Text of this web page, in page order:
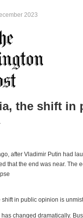
2023
the shift in
after Vladimir Putin had
that the end was near. The
has changed dramatically.